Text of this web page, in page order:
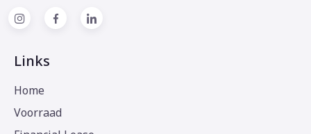
Links
Home
Voorraad